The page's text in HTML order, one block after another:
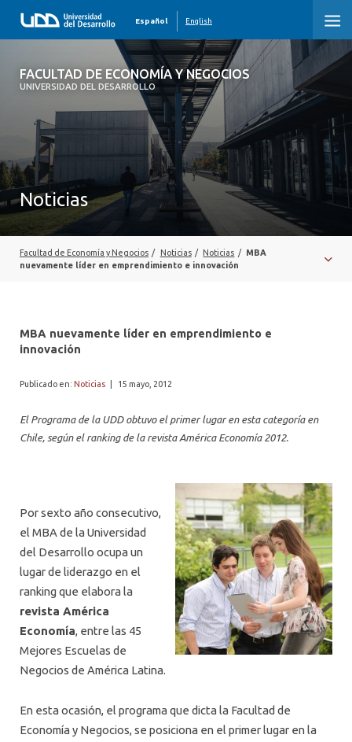
FACULTAD DE ECONOMÍA Y NEGOCIOS
UNIVERSIDAD DEL DESARROLLO
Español English
FACULTAD DE ECONOMÍA Y NEGOCIOS
QUIÉNES SOMOS
PREGRADO
POSTGRADO
EDUCACIÓN EJECUTIVA
PROFESORES
Noticias
Facultad de Economía y Negocios / Noticias / Noticias /
MBA
nuevamente líder en emprendimiento e innovación
MBA nuevamente líder en emprendimiento e
innovación
Publicado en: Noticias 15 mayo, 2012
El Programa de la UDD obtuvo el primer lugar en esta categoría en
Chile, según el ranking de la revista América Economía 2012.
Por sexto año consecutivo,
el MBA de la Universidad
del Desarrollo ocupa un
lugar de liderazgo en el
ranking que elabora la
revista América
Economía, entre las 45
Mejores Escuelas de
Negocios de América Latina.
En esta ocasión, el programa que dicta la Facultad de
Economía y Negocios, se posiciona en el primer lugar en la